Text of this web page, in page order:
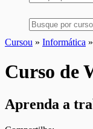
Cursou » Informática »
Curso de
Aprenda a